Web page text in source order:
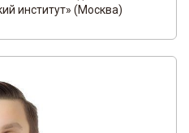
институт» (Москва)